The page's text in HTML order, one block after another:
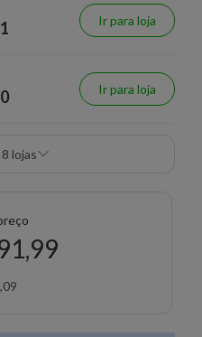
Ir para loja
Ir para loja
Ver mais 8 lojas